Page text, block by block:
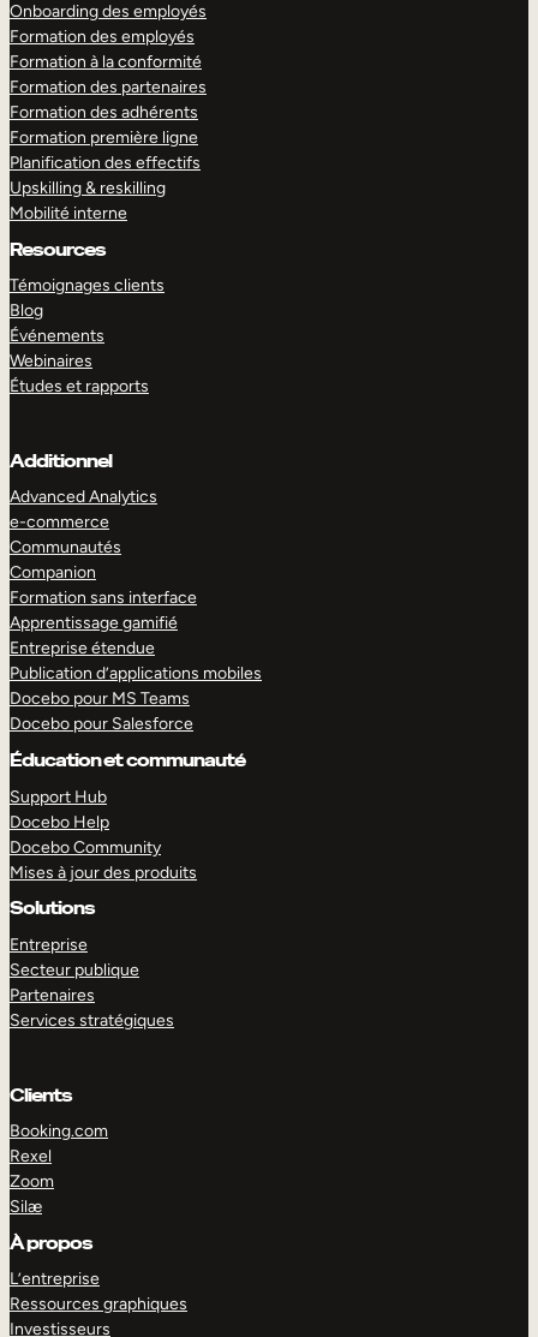
Onboarding des employés
Formation des employés
Formation à la conformité
Formation des partenaires
Formation des adhérents
Formation première ligne
Planification des effectifs
Upskilling & reskilling
Mobilité interne
Resources
Témoignages clients
Blog
Événements
Webinaires
Études et rapports
Additionnel
Advanced Analytics
e-commerce
Communautés
Companion
Formation sans interface
Apprentissage gamifié
Entreprise étendue
Publication d’applications mobiles
Docebo pour MS Teams
Docebo pour Salesforce
Éducation et communauté
Support Hub
Docebo Help
Docebo Community
Mises à jour des produits
Solutions
Entreprise
Secteur publique
Partenaires
Services stratégiques
Clients
Booking.com
Rexel
Zoom
Silæ
À propos
L’entreprise
Ressources graphiques
Investisseurs